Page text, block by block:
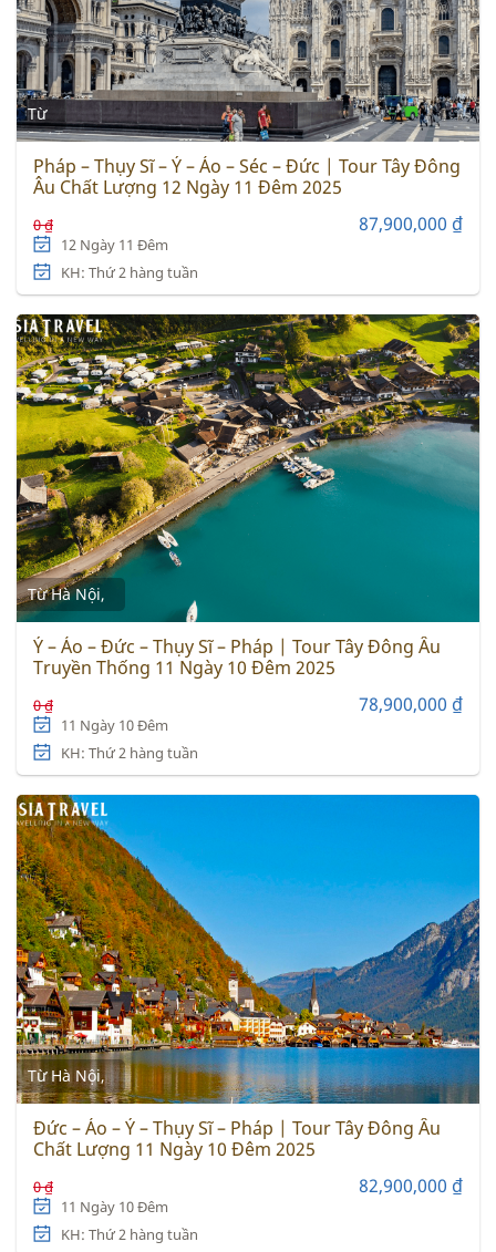
Từ
Pháp – Thụy Sĩ – Ý – Áo – Séc – Đức | Tour Tây Đông
Âu Chất Lượng 12 Ngày 11 Đêm 2025
0 ₫ 87,900,000 ₫
12 Ngày 11 Đêm
KH: Thứ 2 hàng tuần
Từ Hà Nội,
Ý – Áo – Đức – Thụy Sĩ – Pháp | Tour Tây Đông Âu
Truyền Thống 11 Ngày 10 Đêm 2025
0 ₫ 78,900,000 ₫
11 Ngày 10 Đêm
KH: Thứ 2 hàng tuần
Từ Hà Nội,
Đức – Áo – Ý – Thụy Sĩ – Pháp | Tour Tây Đông Âu
Chất Lượng 11 Ngày 10 Đêm 2025
0 ₫ 82,900,000 ₫
11 Ngày 10 Đêm
KH: Thứ 2 hàng tuần